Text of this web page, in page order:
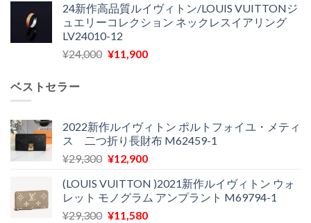
し
た。
で
す。
価
格
は
¥30,400
の
価
は
24新作高品質ルイヴィトン/LOUIS VUITTONジ
ュエリーコレクション ネックレスイアリング
LV24010-12
¥24,000 元
¥24,000
で
し
¥11,900現
は
¥11,900
で
ベストセラー
2022新作ルイヴィトン ポルトフォイユ・メティ
ス 二つ折り長財布 M62459-1
¥29,300 元
価
格
は
¥12,900現
の
価
格
(LOUIS VUITTON )2021新作ルイヴィトン ウォ
レット モノグラム アンプラント M69794-1
¥29,300 元
¥11,580現